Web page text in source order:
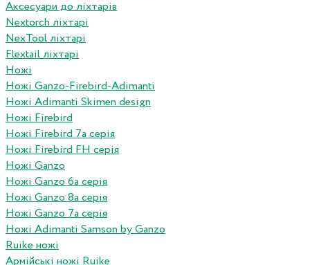
Аксесуари до ліхтарів
Nextorch ліхтарі
NexTool ліхтарі
Flextail ліхтарі
Ножі
Ножі Ganzo-Firebird-Adimanti
Ножі Adimanti Skimen design
Ножі Firebird
Ножі Firebird 7а серія
Ножі Firebird FH серія
Ножі Ganzo
Ножі Ganzo 6а серія
Ножі Ganzo 8а серія
Ножі Ganzo 7а серія
Ножі Adimanti Samson by Ganzo
Ruike ножі
Армійські ножі Ruike